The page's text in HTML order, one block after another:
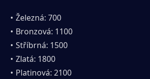
Železná: 700
Bronzová: 1100
Stříbrná: 1500
Zlatá: 1800
Platinová: 2100